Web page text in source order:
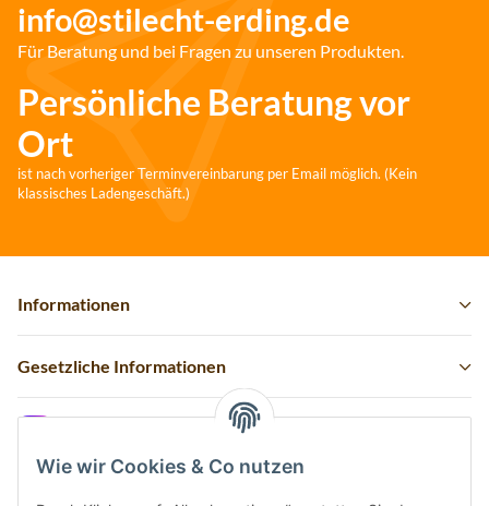
Wie wir Cookies & Co nutzen
info@stilecht-erding.de
Für Beratung und bei Fragen zu unseren Produkten.
Persönliche Beratung vor
Ort
ist nach vorheriger Terminvereinbarung per Email möglich. (Kein
klassisches Ladengeschäft.)
Informationen
Gesetzliche Informationen